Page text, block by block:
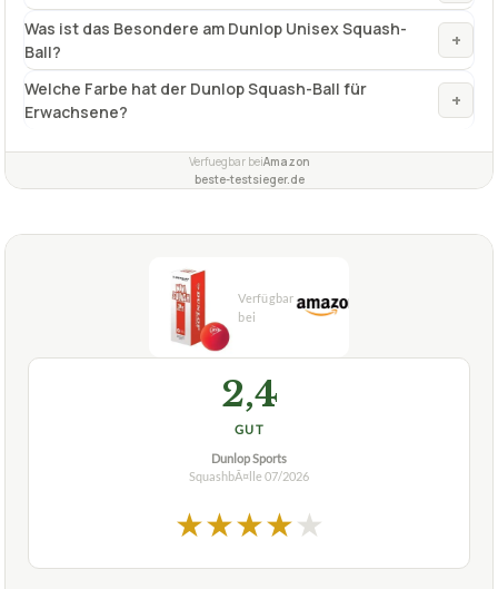
Was ist das Besondere am Dunlop Unisex Squash-
Ball?
+
Welche Farbe hat der Dunlop Squash-Ball für
Erwachsene?
+
Verfuegbar beiAmazon
beste-testsieger.de
2,4
GUT
Dunlop Sports
SquashbÃ¤lle 07/2026
★★★★★